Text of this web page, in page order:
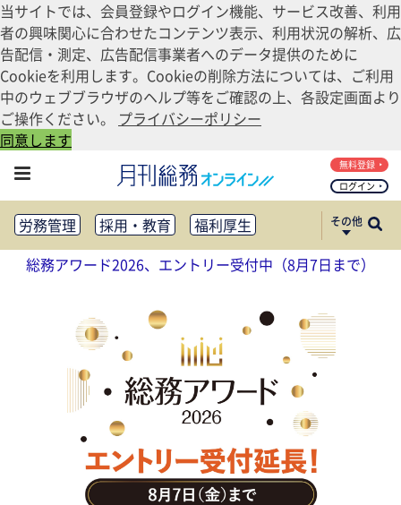
当サイトでは、会員登録やログイン機能、サービス改善、利用
者の興味関心に合わせたコンテンツ表示、利用状況の解析、広
告配信・測定、広告配信事業者へのデータ提供のために
Cookieを利用します。Cookieの削除方法については、ご利用
中のウェブブラウザのヘルプ等をご確認の上、各設定画面より
ご操作ください。 プライバシーポリシー
同意します
ログイン
無料登録
労務管理 採用・教育
福利厚生
健康経営
働き方改革
法務・コンプライアンス
リスクマネジメント・BCP
社外・社内広報
社外・社内コミュニケーション活性化
FM・オフィス移転
CSR・SDGs
テクノロジー活用・DX
助成金・補助金・コスト削減
アウトソーシング・BPO
調査・レポート
その他
総務アワード2026、エントリー受付中（8月7日まで）